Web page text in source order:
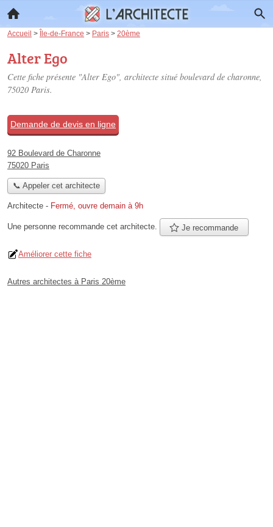
Accueil > Île-de-France > Paris > 20ème
Alter Ego
Cette fiche présente "Alter Ego", architecte situé boulevard de charonne,
75020 Paris.
Demande de devis en ligne
92 Boulevard de Charonne
75020 Paris
📞 Appeler cet architecte
Architecte - Fermé, ouvre demain à 9h
Une personne recommande cet architecte. Je recommande
Améliorer cette fiche
Autres architectes à Paris 20ème